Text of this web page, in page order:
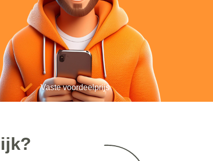
Vaste voordeelprijs